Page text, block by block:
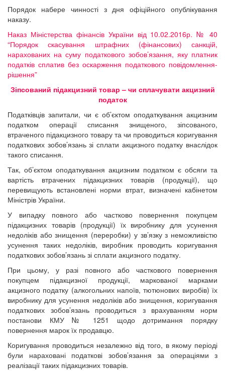
Порядок набере чинності з дня офіційного опублікування
наказу.
Наказ Міністерства фінансів України від 10.02.2016р. № 40
“Порядок скасування штрафних (фінансових) санкцій,
нарахованих на суму податкового зобов’язання, яку платник
податків сплатив без оскарження податкового повідомлення-
рішення”
Зіпсований підакцизний товар – чи сплачувати акцизний
податок
Податківців запитали, чи є об’єктом оподаткування акцизним
податком операції списання знищеного, зіпсованого,
втраченого підакцизного товару та чи проводиться коригування
податкових зобов’язань зі сплати акцизного податку внаслідок
такого списання.
Так, об’єктом оподаткування акцизним податком є обсяги та
вартість втрачених підакцизних товарів (продукції), що
перевищують встановлені норми втрат, визначені кабінетом
Міністрів України.
У випадку повного або частково повернення покупцем
підакцизних товарів (продукції) їх виробнику для усунення
недоліків або знищення (переробки) у зв’язку з неможливістю
усунення таких недоліків, виробник проводить коригування
податкових зобов’язань зі сплати акцизного податку.
При цьому, у разі повного або часткового повернення
покупцем підакцизної продукції, маркованої марками
акцизного податку (алкогольних напоїв, тютюнових виробів) їх
виробнику для усунення недоліків або знищення, коригування
податкових зобов’язань проводиться з врахуванням норм
постанови КМУ № 1251 щодо дотримання порядку
повернення марок їх продавцю.
Коригування проводиться незалежно від того, в якому періоді
були нараховані податкові зобов’язання за операціями з
реалізації таких підакцизних товарів.